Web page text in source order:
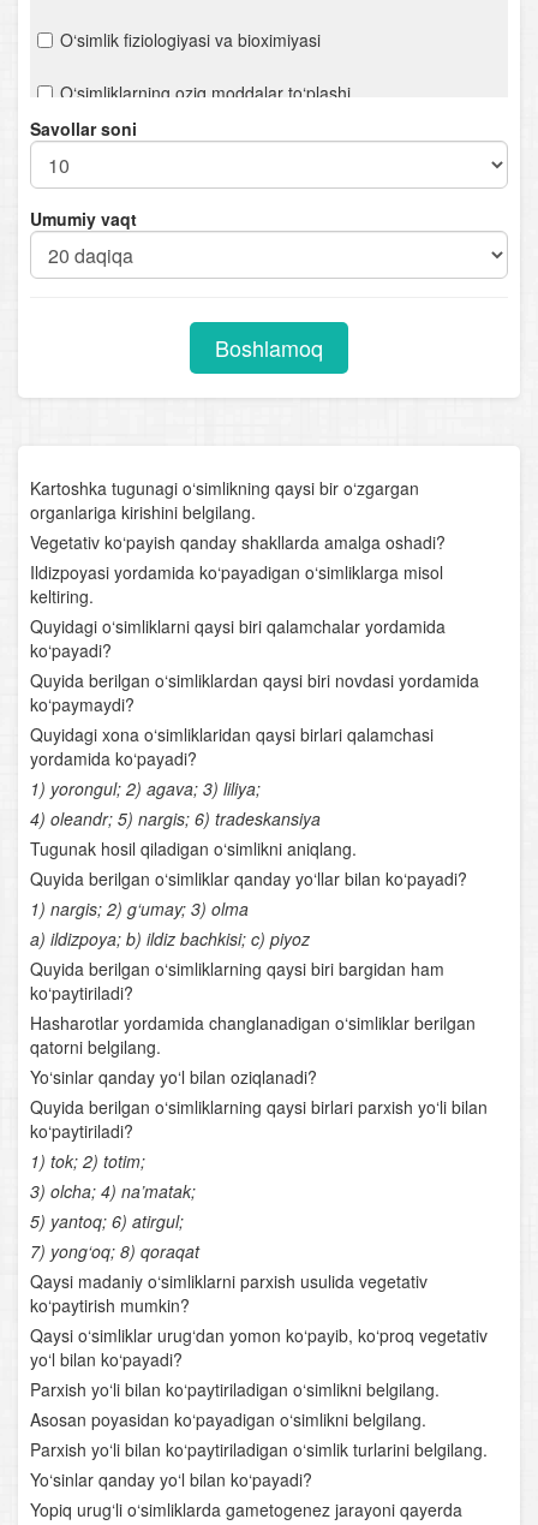
O‘simlik fiziologiyasi va bioximiyasi
O‘simliklarning oziq moddalar to‘plashi
Bakteriyalar
O‘simliklarning kelib chiqish markazlari
O‘simliklar va atrof-muhit
O‘simliklar evolyutsiyasi
Boshoyoqli mollyuskalar
Bo‘g‘imoyoqlilar tipi
Foydali hasharotlar
Xordalilar tipi
Lantsetnik
Umurtqasiz va umurtqalilar (xordalilar) ning qon
aylanish sistemasi
Nerv sistemasi va sezgi organlari
Baliqlar sinfi
Baliqlarning ko‘payishi
Baliqlar sinfining klassifikatsiyasi va ahamiyati
Suvda va quruqlikda yashovchilar sinfi
Suvda hamda quruqlikda yashovchilarning xilma-xilligi
Suvda hamda quruqlikda yashovchilarning ko‘payishi,
rivojlanishi va kelib chiqishi
Sudralib yuruvchilar sinfi
Qushlarning tuzilishi
Qushlarning ko‘payishi va rivojlanishi
Qushlarning yashash tarzi va mavsumiy hodisalarga
moslanishi
Savollar soni
Umumiy vaqt
Boshlamoq
Kartoshka tugunagi o‘simlikning qaysi bir o‘zgargan
organlariga kirishini belgilang.
Vegetativ ko‘payish qanday shakllarda amalga oshadi?
Ildizpoyasi yordamida ko‘payadigan o‘simliklarga misol
keltiring.
Quyidagi o‘simliklarni qaysi biri qalamchalar yordamida
ko‘payadi?
Quyida berilgan o‘simliklardan qaysi biri novdasi yordamida
ko‘paymaydi?
Quyidagi xona o‘simliklaridan qaysi birlari qalamchasi
yordamida ko‘payadi?
1) yorongul; 2) agava; 3) liliya;
4) oleandr; 5) nargis; 6) tradeskansiya
Tugunak hosil qiladigan o‘simlikni aniqlang.
Quyida berilgan o‘simliklar qanday yo‘llar bilan ko‘payadi?
1) nargis; 2) g‘umay; 3) olma
a) ildizpoya; b) ildiz bachkisi; c) piyoz
Quyida berilgan o‘simliklarning qaysi biri bargidan ham
ko‘paytiriladi?
Hasharotlar yordamida changlanadigan o‘simliklar berilgan
qatorni belgilang.
Yo‘sinlar qanday yo‘l bilan oziqlanadi?
Quyida berilgan o‘simliklarning qaysi birlari parxish yo‘li bilan
ko‘paytiriladi?
1) tok; 2) totim;
3) olcha; 4) na’matak;
5) yantoq; 6) atirgul;
7) yong‘oq; 8) qoraqat
Qaysi madaniy o‘simliklarni parxish usulida vegetativ
ko‘paytirish mumkin?
Qaysi o‘simliklar urug‘dan yomon ko‘payib, ko‘proq vegetativ
yo‘l bilan ko‘payadi?
Parxish yo‘li bilan ko‘paytiriladigan o‘simlikni belgilang.
Asosan poyasidan ko‘payadigan o‘simlikni belgilang.
Parxish yo‘li bilan ko‘paytiriladigan o‘simlik turlarini belgilang.
Yo‘sinlar qanday yo‘l bilan ko‘payadi?
Yopiq urug‘li o‘simliklarda gametogenez jarayoni qayerda